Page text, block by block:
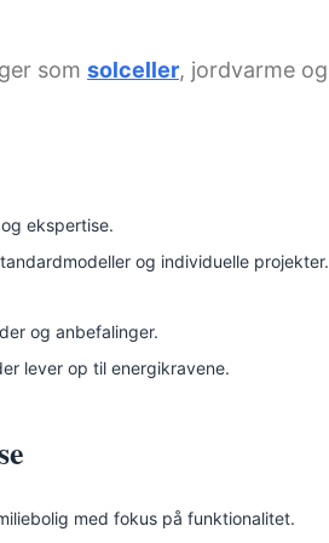
som solceller, jordvarme og
ekspertise.
og individuelle projekter.
og anbefalinger.
lever op til energikravene.
med fokus på funktionalitet.